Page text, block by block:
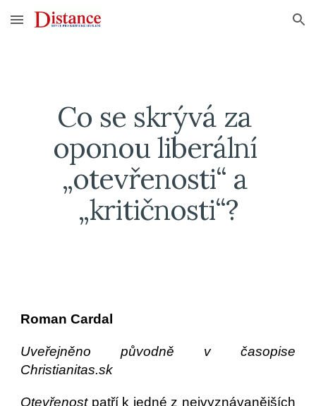
Skip to main content Skip to navigation
Co se skrývá za
oponou liberální
„otevřenosti“ a
„kritičnosti“?
Roman Cardal
Uveřejněno původně v časopise
Christianitas.sk
Otevřenostpatří k jedné z nejvyznávanějších